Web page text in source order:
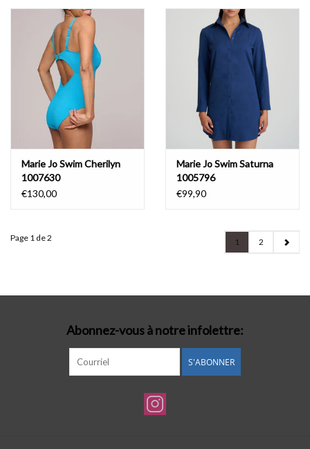
Marie Jo Swim Cherilyn
1007630
€130,00
Marie Jo Swim Saturna
1005796
€99,90
Page 1 de 2 1 2
Abonnez-vous à notre infolettre:
S'ABONNER